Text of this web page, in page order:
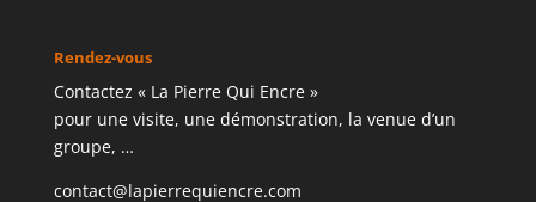
Rendez-vous
Contactez « La Pierre Qui Encre »
pour une visite, une démonstration, la venue d’un
groupe, …
contact@lapierrequiencre.com